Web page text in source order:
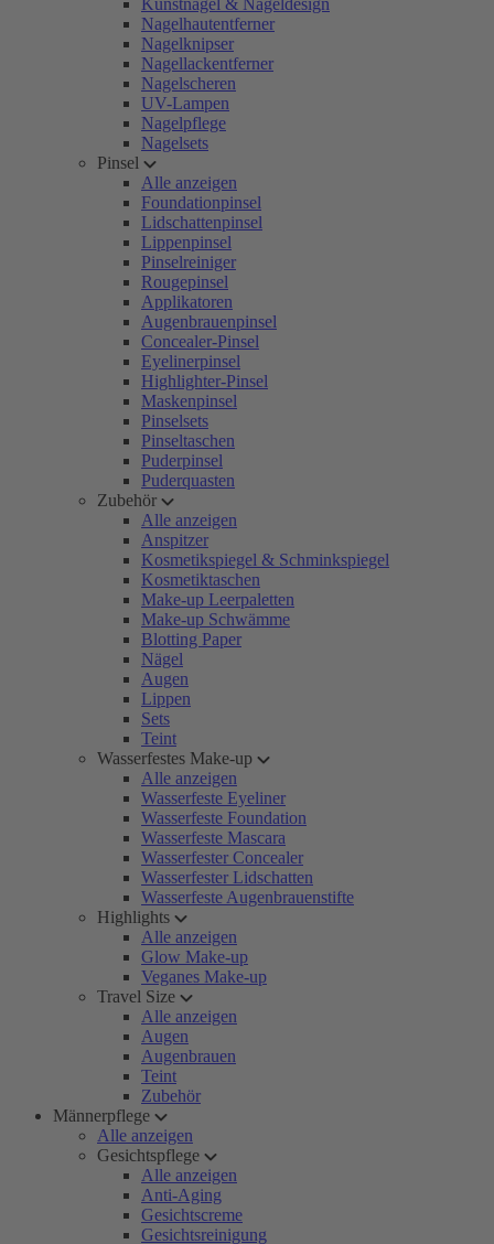
Kunstnägel & Nageldesign
Nagelhautentferner
Nagelknipser
Nagellackentferner
Nagelscheren
UV-Lampen
Nagelpflege
Nagelsets
Pinsel
Alle anzeigen
Foundationpinsel
Lidschattenpinsel
Lippenpinsel
Pinselreiniger
Rougepinsel
Applikatoren
Augenbrauenpinsel
Concealer-Pinsel
Eyelinerpinsel
Highlighter-Pinsel
Maskenpinsel
Pinselsets
Pinseltaschen
Puderpinsel
Puderquasten
Zubehör
Alle anzeigen
Anspitzer
Kosmetikspiegel & Schminkspiegel
Kosmetiktaschen
Make-up Leerpaletten
Make-up Schwämme
Blotting Paper
Nägel
Augen
Lippen
Sets
Teint
Wasserfestes Make-up
Alle anzeigen
Wasserfeste Eyeliner
Wasserfeste Foundation
Wasserfeste Mascara
Wasserfester Concealer
Wasserfester Lidschatten
Wasserfeste Augenbrauenstifte
Highlights
Alle anzeigen
Glow Make-up
Veganes Make-up
Travel Size
Alle anzeigen
Augen
Augenbrauen
Teint
Zubehör
Männerpflege
Alle anzeigen
Gesichtspflege
Alle anzeigen
Anti-Aging
Gesichtscreme
Gesichtsreinigung